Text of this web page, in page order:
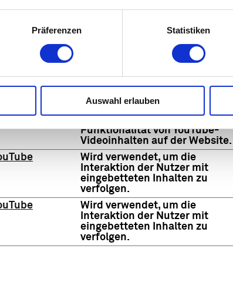
Präferenzen Statistiken
Auswahl erlauben
Wird verwendet, um die
eingebetteten Inhalten zu
Wird verwendet, um die
Funktionalität von YouTube-
Videoinhalten auf der Website.
Wird verwendet, um die
Interaktion der Nutzer mit
eingebetteten Inhalten zu
verfolgen.
Wird verwendet, um die
Interaktion der Nutzer mit
eingebetteten Inhalten zu
verfolgen.